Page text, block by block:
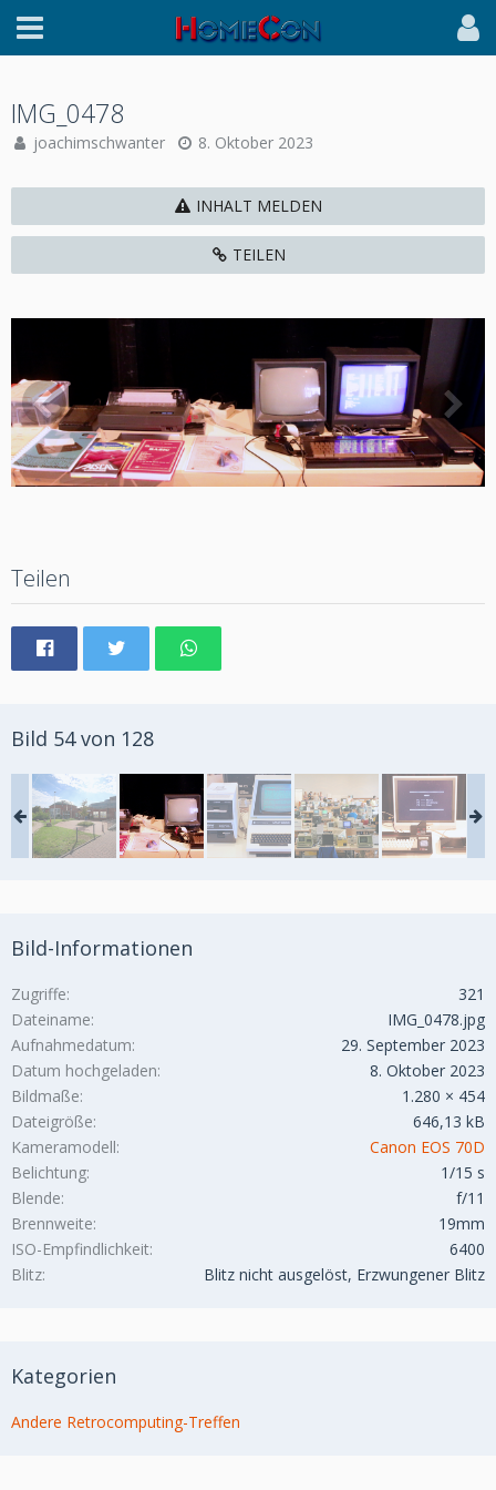
IMG_0478
joachimschwanter 8. Oktober 2023
INHALT MELDEN
TEILEN
Teilen
Bild 54 von 128
Bild-Informationen
Zugriffe
321
Dateiname
IMG_0478.jpg
Aufnahmedatum
29. September 2023
Datum hochgeladen
8. Oktober 2023
Bildmaße
1.280 × 454
Dateigröße
646,13 kB
Kameramodell
Canon EOS 70D
Belichtung
1/15 s
Blende
f/11
Brennweite
19mm
ISO-Empfindlichkeit
6400
Blitz
Blitz nicht ausgelöst, Erzwungener Blitz
Kategorien
Andere Retrocomputing-Treffen